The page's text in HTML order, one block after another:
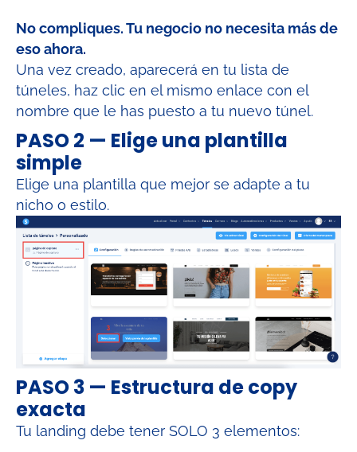
No compliques. Tu negocio no necesita más de
eso ahora.
Una vez creado, aparecerá en tu lista de
túneles, haz clic en el mismo enlace con el
nombre que le has puesto a tu nuevo túnel.
PASO 2 — Elige una plantilla
simple
Elige una plantilla que mejor se adapte a tu
nicho o estilo.
PASO 3 — Estructura de copy
exacta
Tu landing debe tener SOLO 3 elementos: